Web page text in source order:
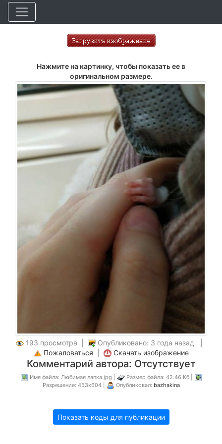
Нажмите на картинку, чтобы показать ее в
оригинальном размере.
193 просмотра |
Опубликовано: 3 года назад |
Пожаловаться
Скачать изображение
Комментарий автора: Отсутствует
Имя файла: Любимая лапка.jpg |
Размер файла: 42.46 Кб |
Разрешение: 453x604 |
Опубликовал: bazhakina
Показать коды для публикации